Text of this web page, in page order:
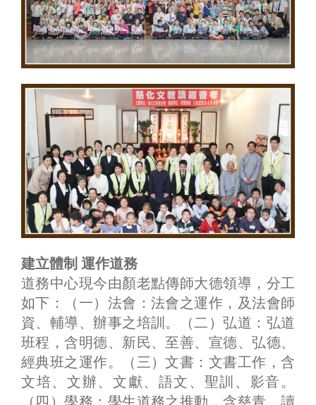
建立體制 運作道務
道務中心現今由顏老點傳師大德領導，分工
如下：（一）法會：法會之運作，及法會師
資、輔導、辦事之培訓。（二）弘道：弘道
班程，含明德、新民、至善、宣德、弘德、
經典班之運作。（三）文書：文書工作，含
文培、文辦、文獻、語文、聖訓、影音。
（四）學務：學生道務之推動，含慈青、讀